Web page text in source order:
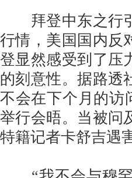
拜登中东之行引
行情，美国国内反
登显然感受到了压
的刻意性。据路透
不会在下个月的访
举行会晤。当被问
特籍记者卡舒吉遇